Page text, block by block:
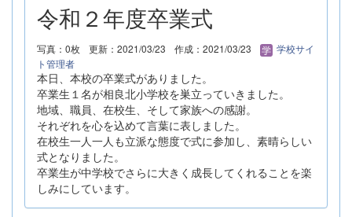
令和２年度卒業式
写真：0枚 更新：2021/03/23 作成：2021/03/23
学校サイ
ト管理者
本日、本校の卒業式がありました。
卒業生１名が相良北小学校を巣立っていきました。
地域、職員、在校生、そして家族への感謝。
それぞれを心を込めて言葉に表しました。
在校生一人一人も立派な態度で式に参加し、素晴らしい
式となりました。
卒業生が中学校でさらに大きく成長してくれることを楽
しみにしています。